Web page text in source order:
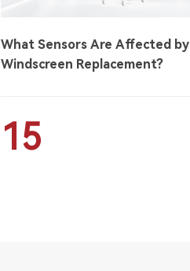
What Sensors Are Affected by
Windscreen Replacement?
15